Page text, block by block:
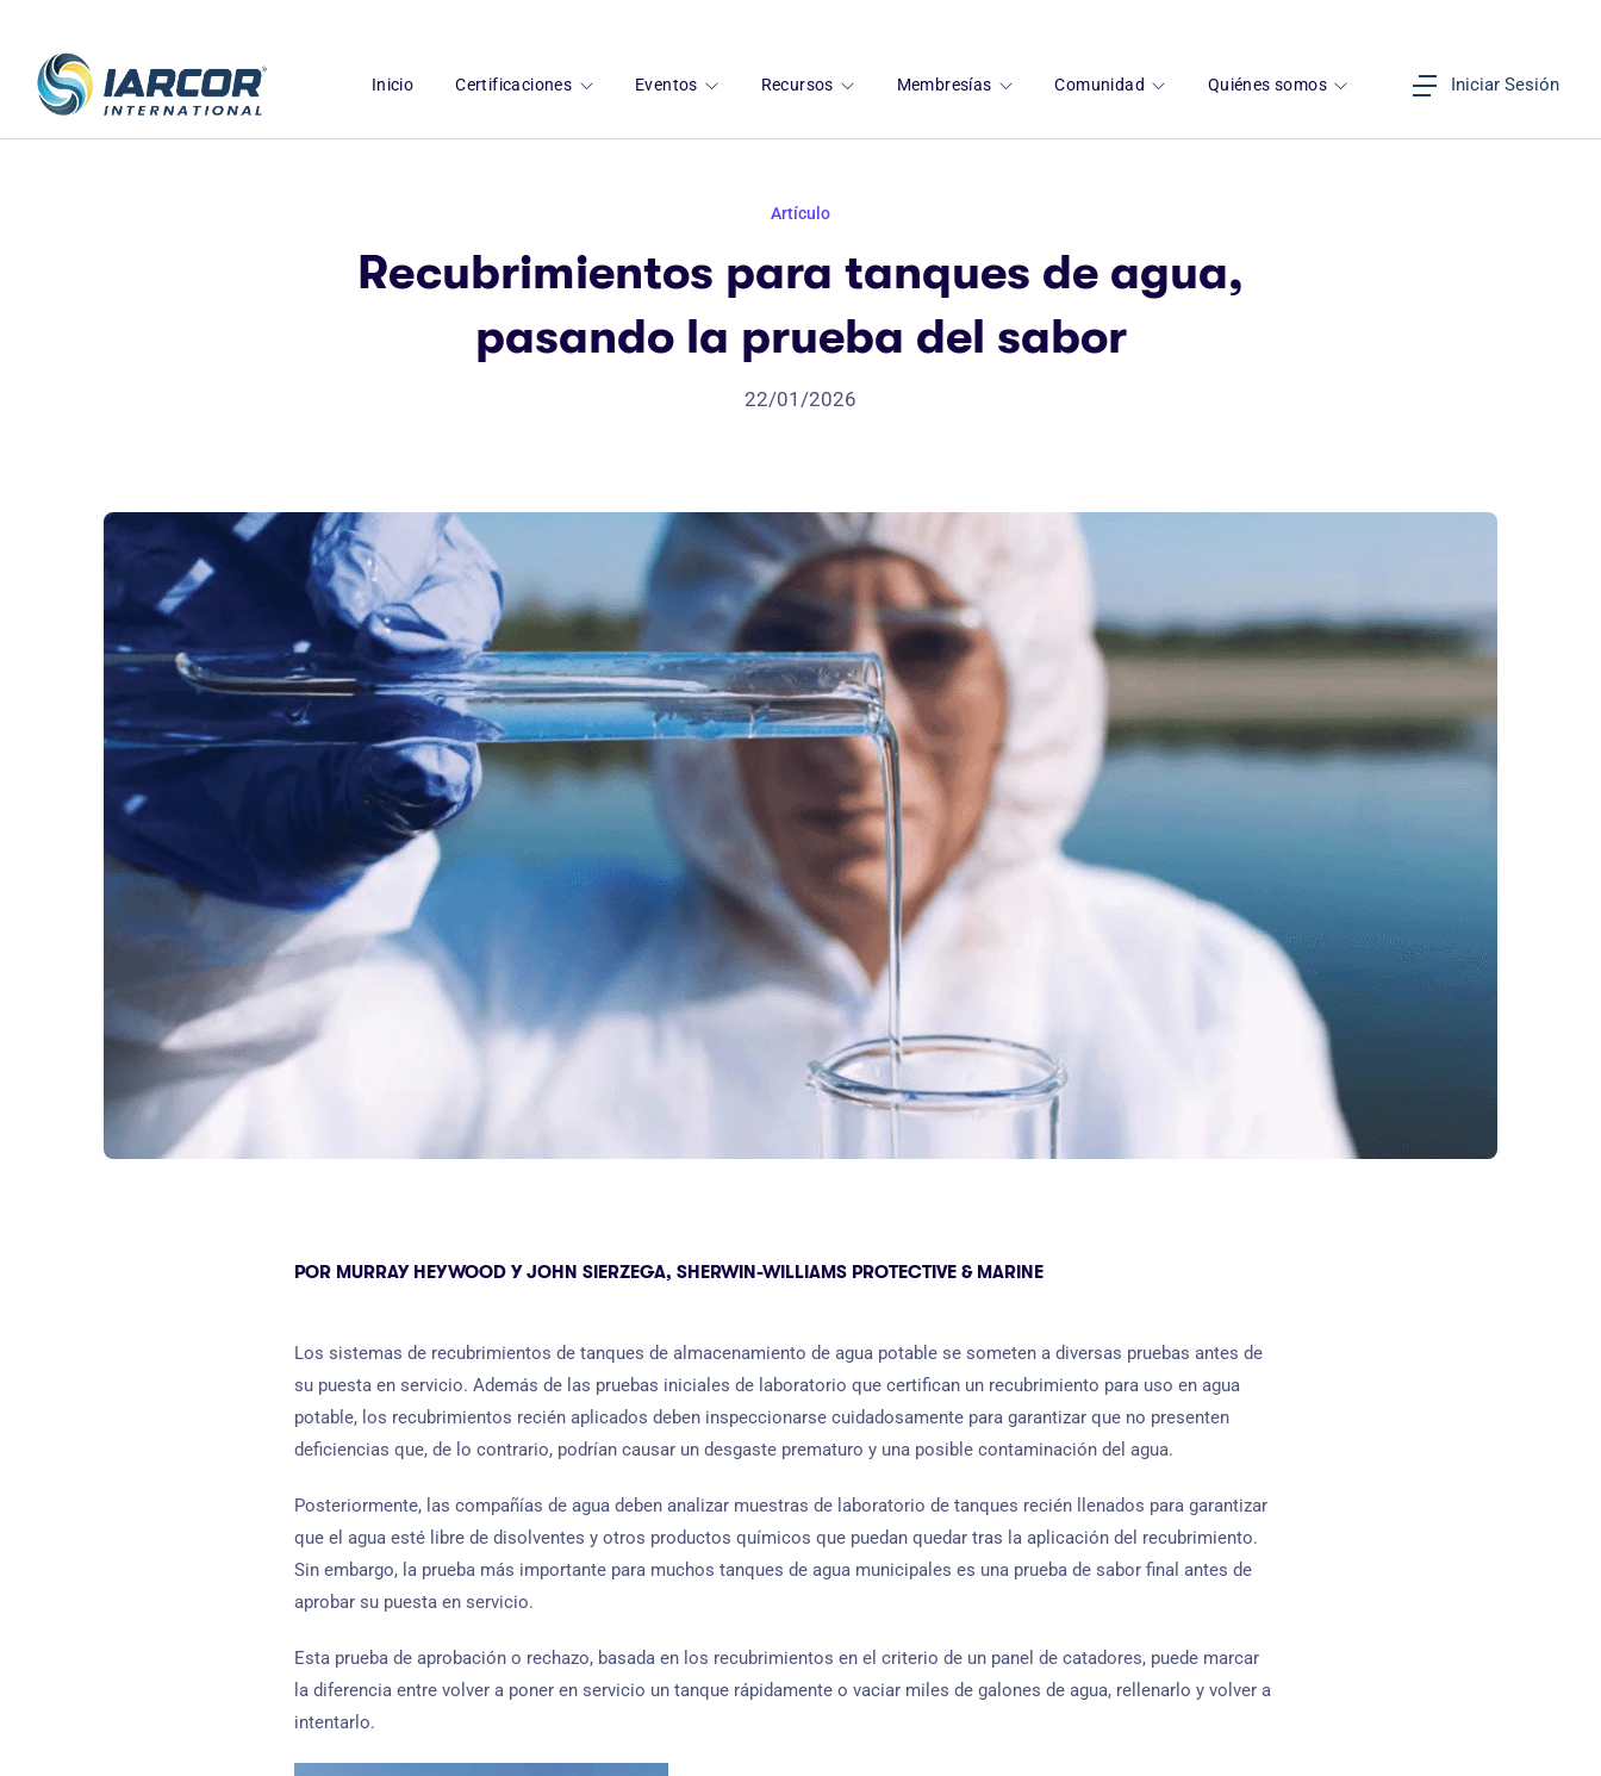
Inicio Certificaciones Eventos Recursos Membresías Comunidad Quiénes somos Iniciar Sesión
Artículo
Recubrimientos para tanques de agua,
pasando la prueba del sabor
22/01/2026
POR MURRAY HEYWOOD Y JOHN SIERZEGA, SHERWIN-WILLIAMS PROTECTIVE & MARINE
Los sistemas de recubrimientos de tanques de almacenamiento de agua potable se someten a diversas pruebas antes de
su puesta en servicio. Además de las pruebas iniciales de laboratorio que certifican un recubrimiento para uso en agua
potable, los recubrimientos recién aplicados deben inspeccionarse cuidadosamente para garantizar que no presenten
deficiencias que, de lo contrario, podrían causar un desgaste prematuro y una posible contaminación del agua.
Posteriormente, las compañías de agua deben analizar muestras de laboratorio de tanques recién llenados para garantizar
que el agua esté libre de disolventes y otros productos químicos que puedan quedar tras la aplicación del recubrimiento.
Sin embargo, la prueba más importante para muchos tanques de agua municipales es una prueba de sabor final antes de
aprobar su puesta en servicio.
Esta prueba de aprobación o rechazo, basada en los recubrimientos en el criterio de un panel de catadores, puede marcar
la diferencia entre volver a poner en servicio un tanque rápidamente o vaciar miles de galones de agua, rellenarlo y volver a
intentarlo.